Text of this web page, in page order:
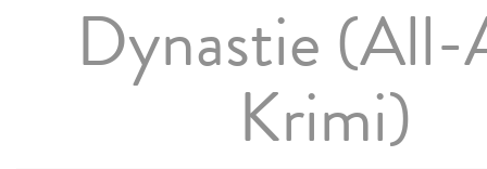
Dynastie (All-
Krimi)